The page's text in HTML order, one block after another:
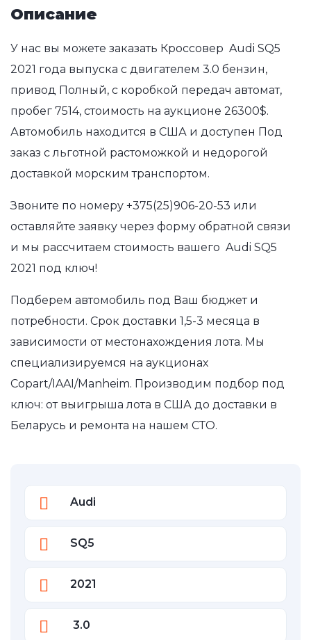
Описание
У нас вы можете заказать Кроссовер Audi SQ5
2021 года выпуска с двигателем 3.0 бензин,
привод Полный, с коробкой передач автомат,
пробег 7514, стоимость на аукционе 26300$.
Автомобиль находится в США и доступен Под
заказ с льготной растоможкой и недорогой
доставкой морским транспортом.
Звоните по номеру +375(25)906-20-53 или
оставляйте заявку через форму обратной связи
и мы рассчитаем стоимость вашего Audi SQ5
2021 под ключ!
Подберем автомобиль под Ваш бюджет и
потребности. Срок доставки 1,5-3 месяца в
зависимости от местонахождения лота. Мы
специализируемся на аукционах
Copart/IAAI/Manheim. Производим подбор под
ключ: от выигрыша лота в США до доставки в
Беларусь и ремонта на нашем СТО.
Audi
SQ5
2021
3.0